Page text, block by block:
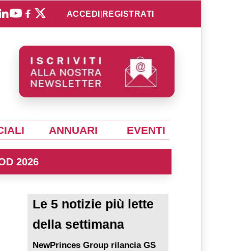
ACCEDI REGISTRATI
ANNUARI EVENTI
2026
Le 5 notizie più lette
della settimana
NewPrinces Group rilancia GS